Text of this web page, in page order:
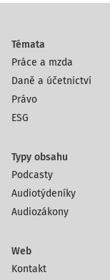
Témata
Práce a mzda
Daně a účetnictví
Právo
ESG
Typy obsahu
Podcasty
Audiotýdeníky
Audiozákony
Web
Kontakt